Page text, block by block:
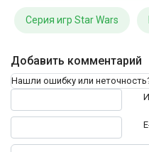
Серия игр Star Wars
Добавить комментарий
Нашли ошибку или